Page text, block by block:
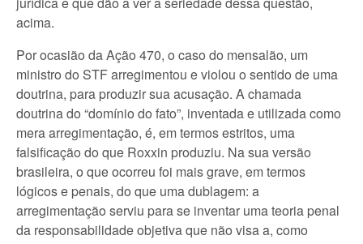
acima.
Por ocasião da Ação 470, o caso do mensalão, um
ministro do STF arregimentou e violou o sentido de uma
doutrina, para produzir sua acusação. A chamada
doutrina do “domínio do fato”, inventada e utilizada como
mera arregimentação, é, em termos estritos, uma
falsificação do que Roxxin produziu. Na sua versão
brasileira, o que ocorreu foi mais grave, em termos
lógicos e penais, do que uma dublagem: a
arregimentação serviu para se inventar uma teoria penal
da responsabilidade objetiva que não visa a, como